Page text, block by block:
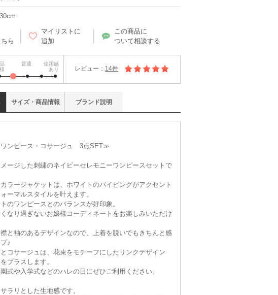
ら
マイリストに
追加
この商品に
ついて相談する
普通
使用感
あり
レビュー： 14件
ンピース・コサージュ 3点SET≫
ージした刺繍のネイビーセレモニーワンピースセットで
ラージャケットは、ホワイトのパイピングがアクセント
ーマルスタイルを叶えます。
のワンピースとのバランスが好印象。
なり過ぎないお嬢様コーディネートをお楽しみいただけ
と袖のあるデザインなので、上着を脱いでもきちんと感
♪
コサージュは、花束をモチーフにしたリンクデザイン
プラスします。
式や入学式などのハレの日にぜひご利用ください。
ラリとした生地感です。
サイズ・ 商品情報 ブランド説明